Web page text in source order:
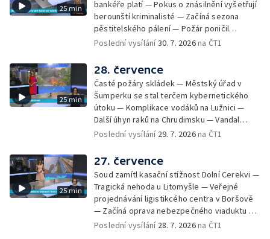
novou servisní loď — Vidická samoobslužná
prodejna si na provoz vydělá — U jezera
Most začíná festival Let It Roll — Vyvrcholil
bouřkový neboli jelení úplněk — Kanoistka
25 min
bankéře platí — Pokus o znásilnění vyšetřují
berounští kriminalisté — Začíná sezona
pěstitelského pálení — Požár poničil
historickou vilu Marta v Písku — Končí Letní
odpad — Nedostatek vody na Hracholuskách
— Příprava nového plavebního stupně v
Děčíně — Biokoridor pro užovku stromovou
— Záchrana liblického vysílače — První
koncert Diany Ross v Česku — Výroba
obrněných vozidel CV90 — Biokoridor pod
vedením vysokého napětí
Poslední vysílání30. 7. 2026na ČT1
25 min
28. července
Časté požáry skládek — Městský úřad v
Šumperku se stal terčem kybernetického
útoku — Komplikace vodáků na Lužnici —
Další úhyn raků na Chrudimsku — Vandal
poškodil okna na Ještědu — Lvice Elza má
defibrilátorů — 194 km/h po dálnici D6 —
Problém s likvidací kadmia — Vězni na
Frýdlantsku čistí koryto potoka — Antikolizní
systém tramvají Škoda 40T — Praha má šanci
na rekordní turistickou sezonu — Začíná
festival PernštejnLove v Pardubicích — Jelen
albín na Litoměřicku — Čeští vědci se
Poslední vysílání 29. 7. 2026na ČT1
25 min
27. července
Soud zamítl kasační stížnost Dolní Cerekvi —
Tragická nehoda u Litomyšle — Veřejné
projednávání ligistikcého centra v Boršově
— Začíná oprava nebezpečného viaduktu v
Klatovech — Pražská koalice o zásahu na
Poslední vysílání 28. 7. 2026na ČT1